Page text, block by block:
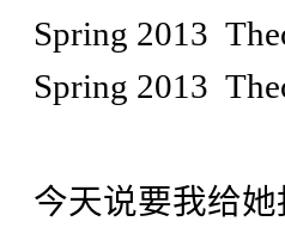
Spring 2013
Spring 2013
今天说要我给